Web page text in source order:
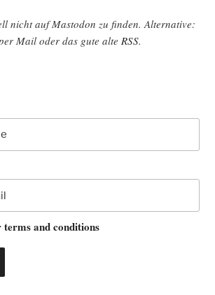
nicht auf Mast­o­don zu fin­den. Alter­na­ti­ve:
Mail oder das gute alte RSS.
terms and conditions